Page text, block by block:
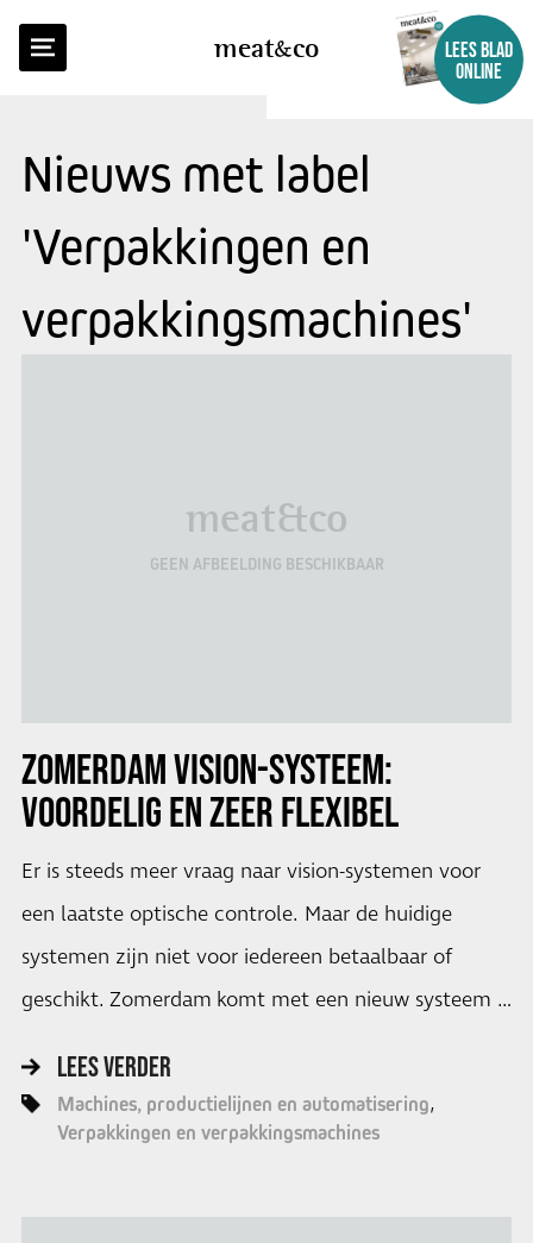
meatco
LEES BLAD
ONLINE
Nieuws met label
'Verpakkingen en
verpakkingsmachines'
meat&co
GEEN AFBEELDING BESCHIKBAAR
ZOMERDAM VISION-SYSTEEM:
VOORDELIG EN ZEER FLEXIBEL
Er is steeds meer vraag naar vision-systemen voor
een laatste optische controle. Maar de huidige
systemen zijn niet voor iedereen betaalbaar of
geschikt. Zomerdam komt met een nieuw systeem …
LEES VERDER
Machines, productielijnen en automatisering
Verpakkingen en verpakkingsmachines